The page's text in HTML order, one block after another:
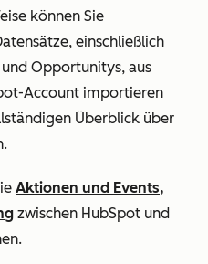
können Sie
einschließlich
Opportunitys, aus
Account importieren
Überblick über
Aktionen und Events,
zwischen HubSpot und